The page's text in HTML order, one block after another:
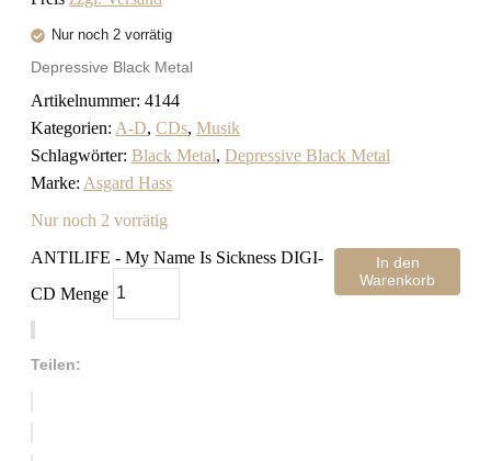
Nur noch 2 vorrätig
Depressive Black Metal
Artikelnummer: 4144
Kategorien: A-D, CDs, Musik
Schlagwörter: Black Metal, Depressive Black Metal
Marke: Asgard Hass
Nur noch 2 vorrätig
ANTILIFE - My Name Is Sickness DIGI-
CD Menge
In den
Warenkorb
Teilen: